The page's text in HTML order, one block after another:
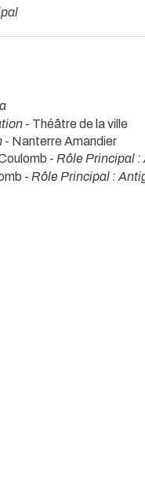
- Théâtre de la ville
- Nanterre Amandier
- Rôle Principal :
- Rôle Principal :